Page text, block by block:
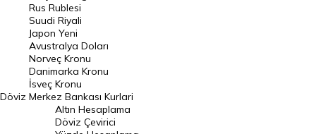
Riyal Kuru
Avustralya Doları
Danimarka Kronu Kuru
Kanada Doları Kuru
Norveç Kronu Kuru
İsveç Kronu Kuru
Döviz
Rus Rublesi
Suudi Riyali
Japon Yeni
Avustralya Doları
Norveç Kronu
Danimarka Kronu
İsveç Kronu
Merkez Bankası Kurlari
Altın Hesaplama
Döviz Çevirici